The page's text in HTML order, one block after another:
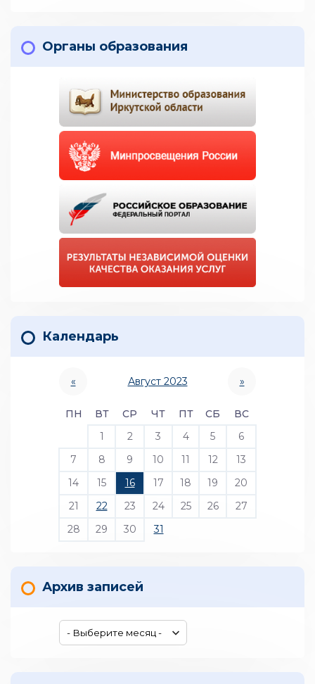
Органы образования
Календарь
« Август 2023 »
ПН ВТ СР ЧТ ПТ СБ
ВС
1
2 3 4 5
6
7
8 9 10 11 12
13
14
15 16 17 18 19
20
21
22 23 24 25 26
27
28
29 30 31
Архив записей